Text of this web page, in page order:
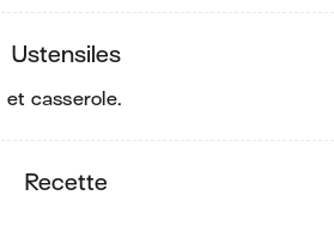
ustensiles
et casserole.
recette